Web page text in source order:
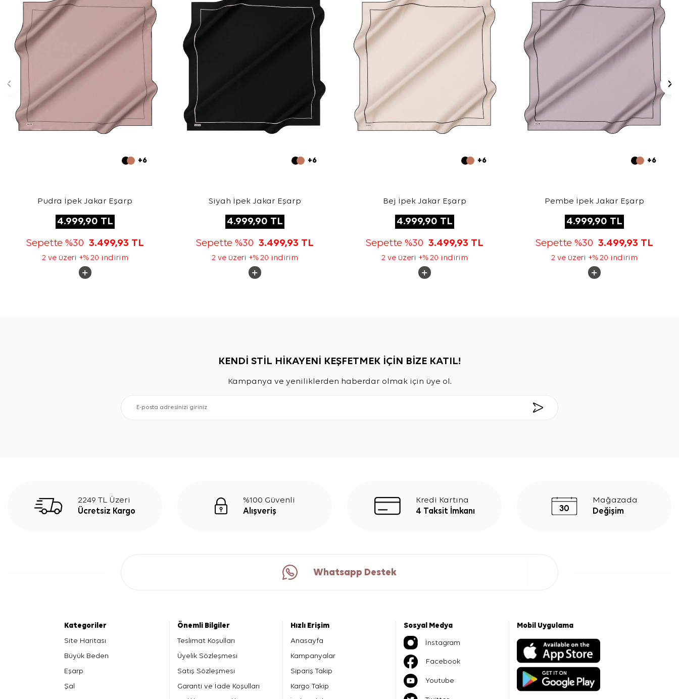
+6
Pudra İpek Jakar Eşarp
4.999,90 TL
Sepette %30 3.499,93 TL
2 ve üzeri +% 20 indirim
+6
Siyah İpek Jakar Eşarp
4.999,90 TL
Sepette %30 3.499,93 TL
2 ve üzeri +% 20 indirim
+6
Bej İpek Jakar Eşarp
4.999,90 TL
Sepette %30 3.499,93 TL
2 ve üzeri +% 20 indirim
+6
Pembe İpek Jakar Eşarp
4.999,90 TL
Sepette %30 3.499,93 TL
2 ve üzeri +% 20 indirim
KENDİ STİL HİKAYENİ KEŞFETMEK İÇİN BİZE KATIL!
Kampanya ve yeniliklerden haberdar olmak için üye ol.
2249 TL Üzeri
Ücretsiz Kargo
%100 Güvenli
Alışveriş
Kredi Kartına
4 Taksit İmkanı
Mağazada
Değişim
Whatsapp Destek
Kategoriler
Site Haritası
Büyük Beden
Eşarp
Şal
Önemli Bilgiler
Teslimat Koşulları
Üyelik Sözleşmesi
Satış Sözleşmesi
Garanti ve İade Koşulları
Hızlı Erişim
Anasayfa
Kampanyalar
Sipariş Takip
Kargo Takip
Sosyal Medya
İnstagram
Facebook
Youtube
Mobil Uygulama